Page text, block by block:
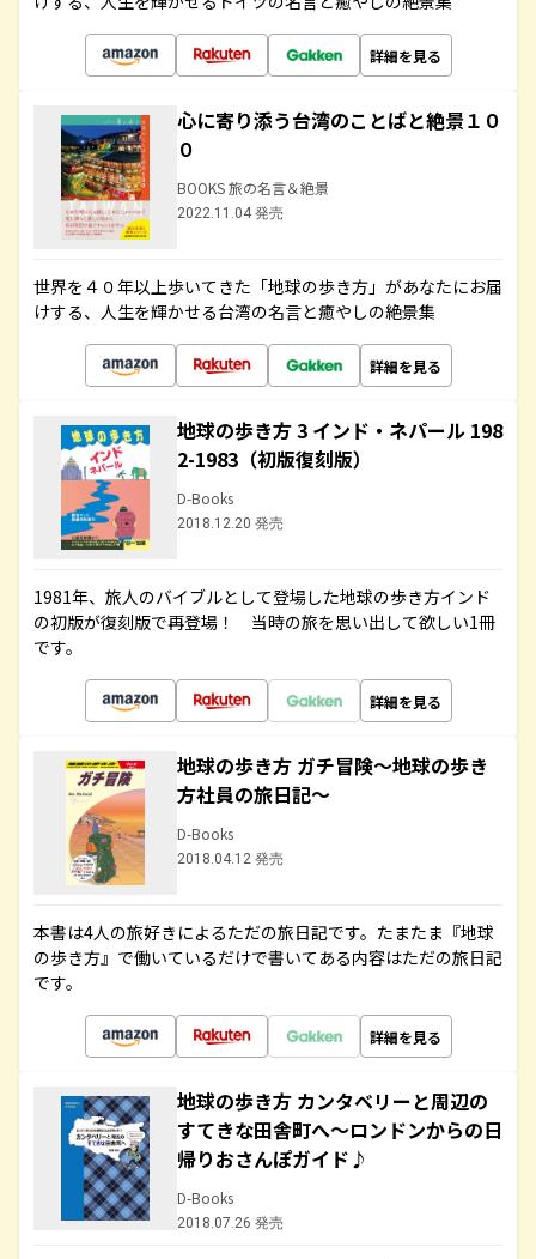
詳細を見る
心に寄り添う台湾のことばと絶景１０
０
BOOKS 旅の名言＆絶景
2022.11.04 発売
世界を４０年以上歩いてきた「地球の歩き方」があなたにお届
けする、人生を輝かせる台湾の名言と癒やしの絶景集
詳細を見る
地球の歩き方 3 インド・ネパール 198
2-1983（初版復刻版）
D-Books
2018.12.20 発売
1981年、旅人のバイブルとして登場した地球の歩き方インド
の初版が復刻版で再登場！ 当時の旅を思い出して欲しい1冊
です。
詳細を見る
地球の歩き方 ガチ冒険～地球の歩き
方社員の旅日記～
D-Books
2018.04.12 発売
本書は4人の旅好きによるただの旅日記です。たまたま『地球
の歩き方』で働いているだけで書いてある内容はただの旅日記
です。
詳細を見る
地球の歩き方 カンタベリーと周辺の
すてきな田舎町へ～ロンドンからの日
帰りおさんぽガイド♪
D-Books
2018.07.26 発売